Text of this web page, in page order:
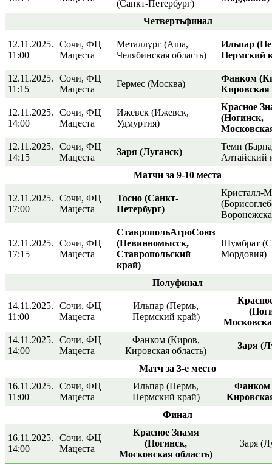
(Санкт-Петербург)
Четвертьфинал
12.11.2025.
11:00
Сочи, ФЦ
Мацеста
Металлург (Аша,
Челябинская область)
Ильпар
Пермский
12.11.2025.
11:15
Сочи, ФЦ
Мацеста
Гермес (Москва)
Фанком
Кировская
12.11.2025.
14:00
Сочи, ФЦ
Мацеста
Ижевск (Ижевск,
Удмуртия)
Красное
(Ногинск,
12.11.2025.
14:15
Сочи, ФЦ
Мацеста
Заря (Луганск)
Темп
Алтайский
Матчи за 9-10 места
12.11.2025.
17:00
Сочи, ФЦ
Мацеста
Тосно (Санкт-
Петербург)
Кристалл-
12.11.2025.
17:15
Сочи, ФЦ
Мацеста
СтавропольАгроСоюз
(Невинномысск,
Ставропольский
край)
Шумбрат
Мордовия)
Полуфинал
14.11.2025.
11:00
Сочи, ФЦ
Мацеста
Ильпар (Пермь,
Пермский край)
14.11.2025.
14:00
Сочи, ФЦ
Мацеста
Фанком (Киров,
Кировская область)
Заря
Матч за 3-е место
16.11.2025.
11:00
Сочи, ФЦ
Мацеста
Ильпар (Пермь,
Пермский край)
Фанком
Финал
16.11.2025.
14:00
Сочи, ФЦ
Мацеста
Красное Знамя
(Ногинск,
Московская область)
Заря